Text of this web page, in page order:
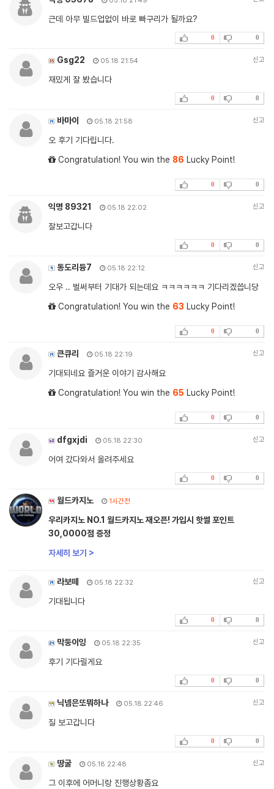
근데 아무 빌드업없이 바로 빠구리가 될까요?
0 0
Gsg22 05.18 21:54 신고
재밌게 잘 봤습니다
0 0
바마이 05.18 21:58 신고
오 후기 기다립니다.
Congratulation! You win the 86 Lucky Point!
0 0
익명 89321 05.18 22:02 신고
잘보고갑니다
0 0
동도리듕7 05.18 22:12 신고
오우 .. 벌써부터 기대가 되는데요 ㅋㅋㅋㅋㅋㅋ 기다리겠씁니당
Congratulation! You win the 63 Lucky Point!
0 0
큰큐리 05.18 22:19 신고
기대되네요 즐거운 이야기 감사해요
Congratulation! You win the 65 Lucky Point!
0 0
dfgxjdi 05.18 22:30 신고
어여 갔다와서 올려주세요
0 0
월드카지노 1시간전
우리카지노 NO.1 월드카지노 재오픈! 가입시 핫썰 포인트
30,0000점 증정
자세히 보기 >
라보떼 05.18 22:32 신고
기대됩니다
0 0
막둥이잉 05.18 22:35 신고
후기 기다릴게요
0 0
닉넴은또뭐하나 05.18 22:46 신고
질 보고갑니다
0 0
땅굴 05.18 22:48 신고
그 이후에 어머니랑 진행상황좀요